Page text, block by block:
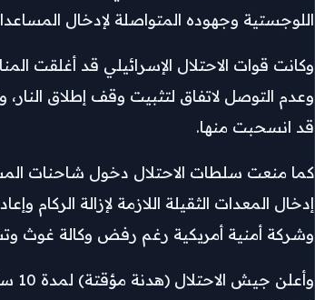
اللوجستية وجهوده المتواصلة لإدخال المساعدات الإنسانية والإغاثية
قد انسحبت منها.
كما منعت سلطات الاحتلال دخول شاحنات
وشركة أمنية أمريكية رغم رفض وكالة غوث